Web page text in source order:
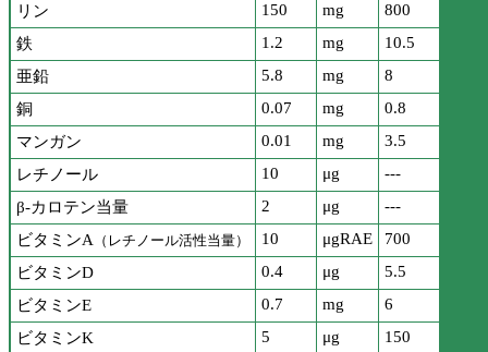
リン
150 mg
800
鉄
1.2 mg
10.5
亜鉛
5.8 mg
8
銅
0.07 mg
0.8
マンガン
0.01 mg
3.5
レチノール
10 μg
---
β-カロテン当量
2 μg
---
ビタミンA （レチノール活性当量） 10 μgRAE
700
ビタミンD
0.4 μg
5.5
ビタミンE
0.7 mg
6
ビタミンK
5 μg
150